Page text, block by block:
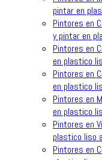
pintar en
Pintores en
y pintar en
Pintores en
en plastico
Pintores en
en plastico
Pintores en
en plastico
Pintores en
plastico liso
Pintores en